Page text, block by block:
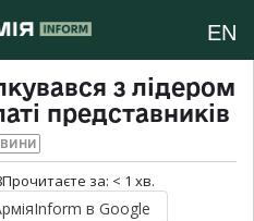
EN
з лідером
представників
Прочитаєте за: < 1 хв.
в Google